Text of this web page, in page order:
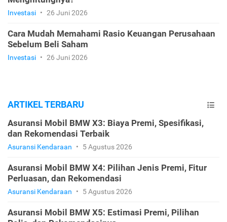
Investasi • 26 Juni 2026
Cara Mudah Memahami Rasio Keuangan Perusahaan
Sebelum Beli Saham
Investasi • 26 Juni 2026
ARTIKEL TERBARU
Asuransi Mobil BMW X3: Biaya Premi, Spesifikasi,
dan Rekomendasi Terbaik
Asuransi Kendaraan • 5 Agustus 2026
Asuransi Mobil BMW X4: Pilihan Jenis Premi, Fitur
Perluasan, dan Rekomendasi
Asuransi Kendaraan • 5 Agustus 2026
Asuransi Mobil BMW X5: Estimasi Premi, Pilihan